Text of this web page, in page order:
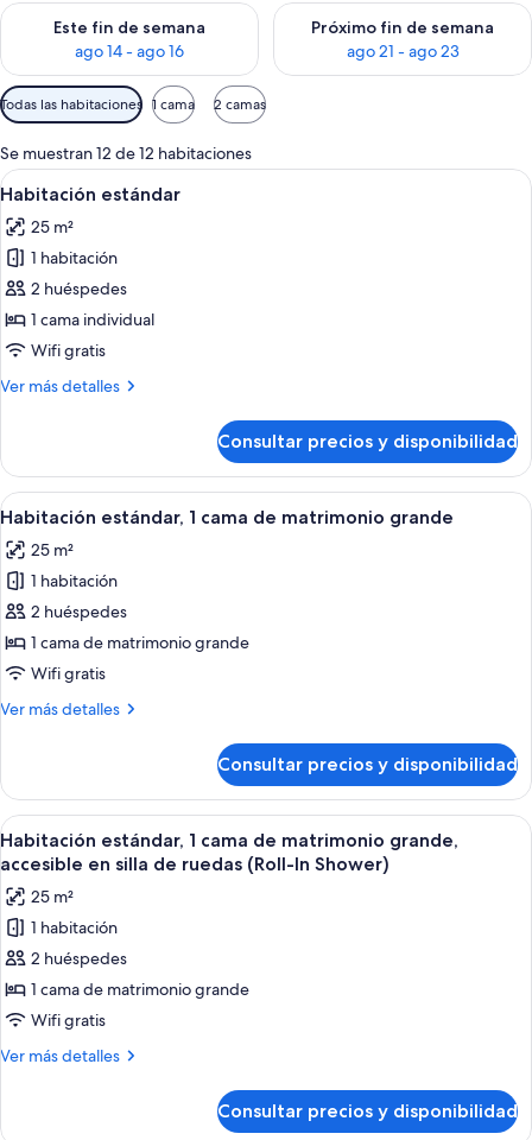
Este fin de semana
ago 14 - ago 16
Consulta la disponibilidad para este fin de semana, ago 14 -
Próximo fin de semana
ago 21 - ago 23
Consulta la disponibilidad
Filtros
disponibles
para
las
habitaciones
Todas las habitaciones 1 cama 2 camas
Se muestran 12 de 12 habitaciones
Abrir
todas
las
fotos
de
Habitación
estándar
Edredones de plumas, caja fuerte,
5
Habitación estándar
25 m²
1 habitación
2 huéspedes
1 cama individual
Wifi gratis
Ver más detalles
Más
estándar
Consultar precios y disponibilidad
Abrir
todas
las
fotos
de
Habitación
estándar,
cama
grande
Edredones de plumas, caja fuerte,
5
Habitación estándar, 1 cama de matrimonio grande
25 m²
1 habitación
2 huéspedes
1 cama de matrimonio grande
Wifi gratis
Ver más detalles
Más
estándar,
cama
de
grande
Consultar precios y disponibilidad
Abrir
todas
las
fotos
de
Habitación
estándar,
1
cama
grande,
5
Habitación estándar, 1 cama de matrimonio grande,
accesible en silla de ruedas (Roll-In Shower)
25 m²
1 habitación
2 huéspedes
1 cama de matrimonio grande
Wifi gratis
Ver más detalles
Más
Consultar precios y disponibilidad